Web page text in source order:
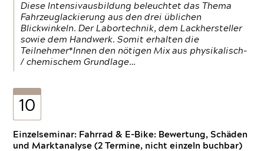
Diese Intensivausbildung beleuchtet das Thema
Fahrzeuglackierung aus den drei üblichen
Blickwinkeln. Der Labortechnik, dem Lackhersteller
sowie dem Handwerk. Somit erhalten die
Teilnehmer*Innen den nötigen Mix aus physikalisch-
/ chemischem Grundlage…
10
Einzelseminar: Fahrrad & E-Bike: Bewertung, Schäden
und Marktanalyse (2 Termine, nicht einzeln buchbar)